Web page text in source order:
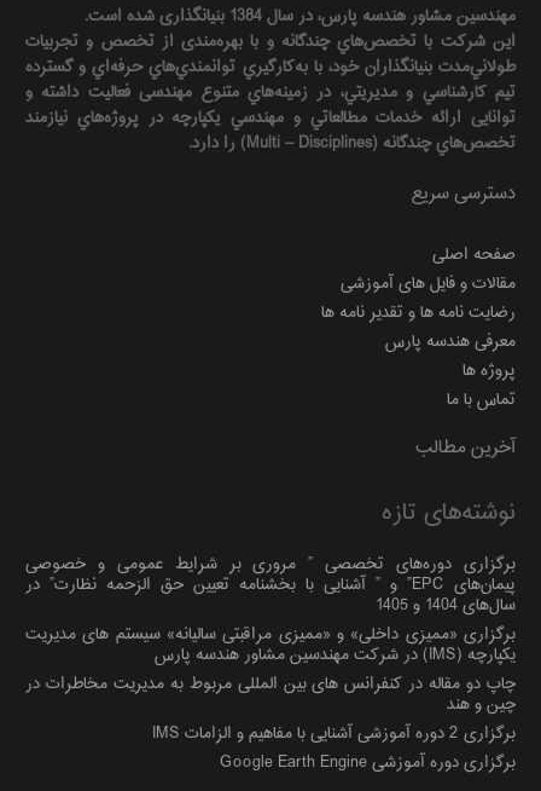
مهندسين مشاور هندسه‌ پارس، در سال 1384 بنیانگذاری شده است.
این شرکت با تخصص‌هاي چندگانه و با بهره‌مندی از تخصص و تجربيات
طولاني‌مدت بنيانگذاران خود، با به‌كارگيري توانمندي‌هاي حرفه‌اي و گسترده
تيم كارشناسي و مديريتي، در زمينه‌هاي متنوع مهندسی فعاليت داشته و
توانایی ارائه خدمات مطالعاتي و مهندسي يكپارچه در پروژه‌هاي نيازمند
تخصص‌هاي چندگانه (Multi – Disciplines) را دارد.
دسترسی سریع
صفحه اصلی
مقالات و فایل های آموزشی
رضایت نامه ها و تقدیر نامه ها
معرفی هندسه پارس
پروژه ها
تماس با ما
آخرین مطالب
نوشته‌های تازه
برگزاری دوره‌های تخصصی ” مروری بر شرایط عمومی و خصوصی
پیمان‌های EPC” و ” آشنایی با بخشنامه تعیین حق الزحمه نظارت” در
سال‌های 1404 و 1405
برگزاری «ممیزی داخلی» و «ممیزی مراقبتی سالیانه» سیستم های مدیریت
یکپارچه (IMS) در شرکت مهندسین مشاور هندسه پارس
چاپ دو مقاله در کنفرانس های بین المللی مربوط به مدیریت مخاطرات در
چین و هند
برگزاری 2 دوره آموزشی آشنایی با مفاهیم و الزامات IMS
برگزاری دوره آموزشی Google Earth Engine